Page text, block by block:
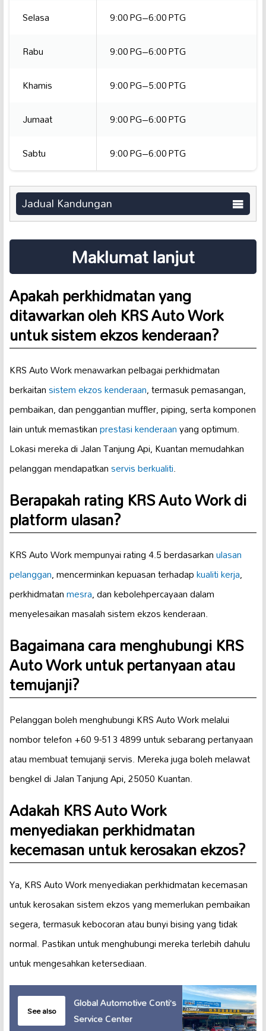
Selasa
9:00 PG–6:00 PTG
Rabu
9:00 PG–6:00 PTG
Khamis
9:00 PG–5:00 PTG
Jumaat
9:00 PG–6:00 PTG
Sabtu
9:00 PG–6:00 PTG
Jadual Kandungan
Maklumat lanjut
Apakah perkhidmatan yang
ditawarkan oleh KRS Auto Work
untuk sistem ekzos kenderaan?
KRS Auto Work menawarkan pelbagai perkhidmatan
berkaitansistem ekzos kenderaan, termasuk pemasangan,
pembaikan, dan penggantian muffler, piping, serta komponen
lain untuk memastikanprestasi kenderaanyang optimum.
Lokasi mereka di Jalan Tanjung Api, Kuantan memudahkan
pelanggan mendapatkanservis berkualiti.
Berapakah rating KRS Auto Work di
platform ulasan?
KRS Auto Work mempunyai rating 4.5 berdasarkanulasan
pelanggan, mencerminkan kepuasan terhadapkualiti kerja,
perkhidmatanmesra, dan kebolehpercayaan dalam
menyelesaikan masalah sistem ekzos kenderaan.
Bagaimana cara menghubungi KRS
Auto Work untuk pertanyaan atau
temujanji?
Pelanggan boleh menghubungi KRS Auto Work melalui
nombor telefon +60 9-513 4899 untuk sebarang pertanyaan
atau membuat temujanji servis. Mereka juga boleh melawat
bengkel di Jalan Tanjung Api, 25050 Kuantan.
Adakah KRS Auto Work
menyediakan perkhidmatan
kecemasan untuk kerosakan ekzos?
Ya, KRS Auto Work menyediakan perkhidmatan kecemasan
untuk kerosakan sistem ekzos yang memerlukan pembaikan
segera, termasuk kebocoran atau bunyi bising yang tidak
normal. Pastikan untuk menghubungi mereka terlebih dahulu
untuk mengesahkan ketersediaan.
See also
Global Automotive Conti’s
Service Center